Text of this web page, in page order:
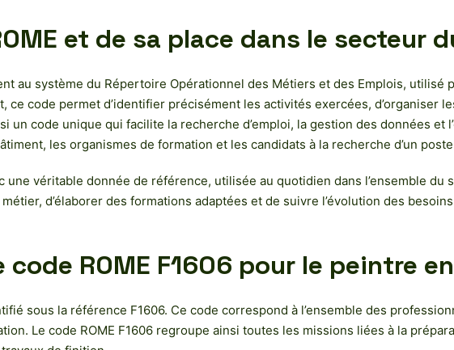
et de sa place dans le secteur
au système du Répertoire Opérationnel des Métiers et des Emplois,
ce code permet d’identifier précisément les activités exercées, d’organiser
un code unique qui facilite la recherche d’emploi, la gestion des données
les organismes de formation et les candidats à la recherche d’un
une véritable donnée de référence, utilisée au quotidien dans l’ensemble
d’élaborer des formations adaptées et de suivre l’évolution des
ROME F1606 pour le peintre
sous la référence F1606. Ce code correspond à l’ensemble des
Le code ROME F1606 regroupe ainsi toutes les missions liées à la